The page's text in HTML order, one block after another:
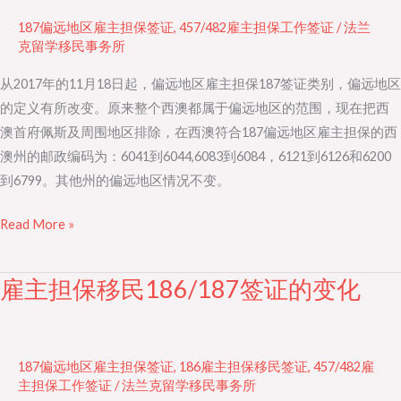
187偏远地区雇主担保签证, 457/482雇主担保工作签证 /法兰
克留学移民事务所
从2017年的11月18日起，偏远地区雇主担保187签证类别，偏远地区
的定义有所改变。原来整个西澳都属于偏远地区的范围，现在把西
澳首府佩斯及周围地区排除，在西澳符合187偏远地区雇主担保的西
澳州的邮政编码为：6041到6044,6083到6084，6121到6126和6200
到6799。其他州的偏远地区情况不变。
局
187
偏
远
地
雇
担
保
Read More »
雇主担保移民186/187签证的变化
187偏远地区雇主担保签证, 186雇主担保移民签证, 457/482雇
主担保工作签证 /法兰克留学移民事务所
雇